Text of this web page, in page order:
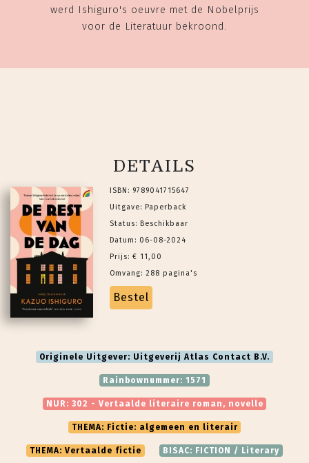
werd Ishiguro's oeuvre met de Nobelprijs
voor de Literatuur bekroond.
DETAILS
ISBN: 9789041715647
Uitgave: Paperback
Status: Beschikbaar
Datum: 06-08-2024
Prijs: € 11,00
Omvang: 288 pagina's
Bestel
Originele Uitgever: Uitgeverij Atlas Contact B.V.
Rainbownummer: 1571
NUR: 302 - Vertaalde literaire roman, novelle
THEMA: Fictie: algemeen en literair
THEMA: Vertaalde fictie BISAC: FICTION / Literary